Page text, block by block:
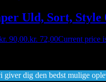
Uld, Sort, Style
90,00.kr. 72,00Current price
dig den bedst mulige